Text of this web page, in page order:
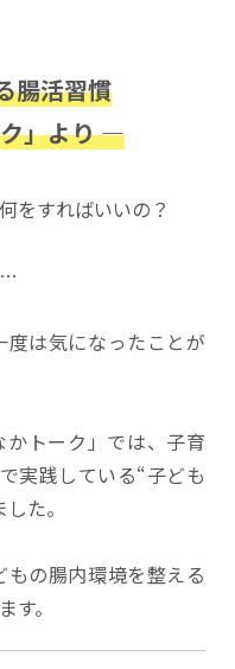
腸活習慣
」より ―
をすればいいの？
は気になったことが
トーク」では、子育
実践している“子ども
た。
の腸内環境を整える
。